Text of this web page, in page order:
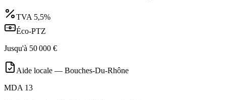
TVA 5,5%
Éco-PTZ
Jusqu'à 50 000 €
Aide locale — Bouches-Du-Rhône
MDA 13